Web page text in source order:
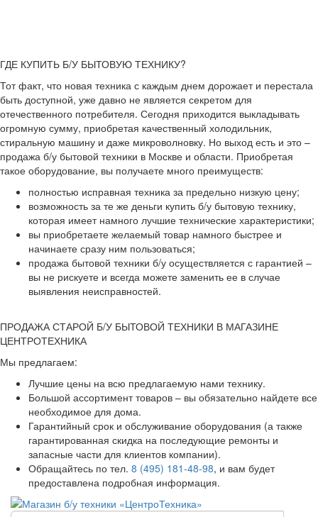
ГДЕ КУПИТЬ Б/У БЫТОВУЮ ТЕХНИКУ?
Тот факт, что новая техника с каждым днем дорожает и перестала
быть доступной, уже давно не является секретом для
отечественного потребителя. Сегодня приходится выкладывать
огромную сумму, приобретая качественный холодильник,
стиральную машину и даже микроволновку. Но выход есть и это –
продажа б/у бытовой техники в Москве и области. Приобретая
такое оборудование, вы получаете много преимуществ:
полностью исправная техника за предельно низкую цену;
возможность за те же деньги купить б/у бытовую технику,
которая имеет намного лучшие технические характеристики;
вы приобретаете желаемый товар намного быстрее и
начинаете сразу ним пользоваться;
продажа бытовой техники б/у осуществляется с гарантией –
вы не рискуете и всегда можете заменить ее в случае
выявления неисправностей.
ПРОДАЖА СТАРОЙ Б/У БЫТОВОЙ ТЕХНИКИ В МАГАЗИНЕ
ЦЕНТРОТЕХНИКА
Мы предлагаем:
Лучшие цены на всю предлагаемую нами технику.
Большой ассортимент товаров – вы обязательно найдете все
необходимое для дома.
Гарантийный срок и обслуживание оборудования (а также
гарантированная скидка на последующие ремонты и
запасные части для клиентов компании).
Обращайтесь по тел. 8 (495) 181-48-98, и вам будет
предоставлена подробная информация.